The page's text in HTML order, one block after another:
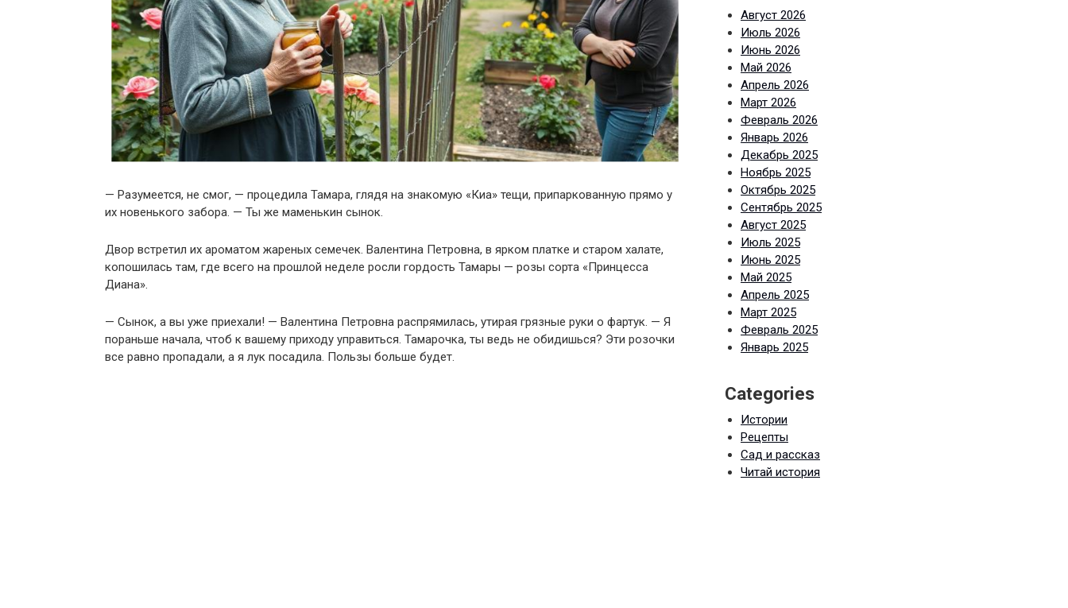
— Разумеется, не смог, — процедила Тамара, глядя на знакомую «Киа» тещи, припаркованную прямо у
их новенького забора. — Ты же маменькин сынок.
Двор встретил их ароматом жареных семечек. Валентина Петровна, в ярком платке и старом халате,
копошилась там, где всего на прошлой неделе росли гордость Тамары — розы сорта «Принцесса
Диана».
— Сынок, а вы уже приехали! — Валентина Петровна распрямилась, утирая грязные руки о фартук. — Я
пораньше начала, чтоб к вашему приходу управиться. Тамарочка, ты ведь не обидишься? Эти розочки
все равно пропадали, а я лук посадила. Пользы больше будет.
Август 2026
Июль 2026
Июнь 2026
Май 2026
Апрель 2026
Март 2026
Февраль 2026
Январь 2026
Декабрь 2025
Ноябрь 2025
Октябрь 2025
Сентябрь 2025
Август 2025
Июль 2025
Июнь 2025
Май 2025
Апрель 2025
Март 2025
Февраль 2025
Январь 2025
Categories
Истории
Рецепты
Сад и рассказ
Читай история